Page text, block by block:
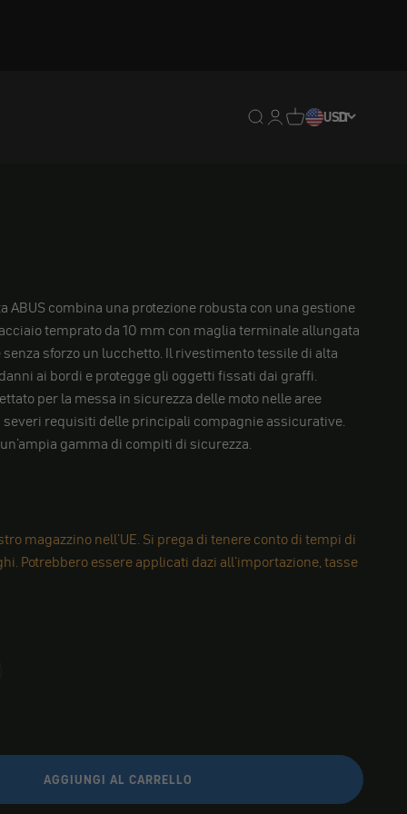
Traduzione mancante:
Traduzione
Traduzione
USD
IT
ABUS combina una protezione robusta con una gestione
temprato da 10 mm con maglia terminale allungata
sforzo un lucchetto. Il rivestimento tessile di alta
ai bordi e protegge gli oggetti fissati dai graffi.
per la messa in sicurezza delle moto nelle aree
requisiti delle principali compagnie assicurative.
gamma di compiti di sicurezza.
magazzino nell'UE. Si prega di tenere conto di tempi di
Potrebbero essere applicati dazi all'importazione, tasse
AGGIUNGI AL CARRELLO